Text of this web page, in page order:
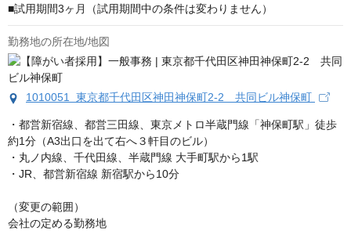
■試用期間3ヶ月（試用期間中の条件は変わりません）
勤務地の所在地/地図
1010051 東京都千代田区神田神保町2-2 共同ビル神保町
・都営新宿線、都営三田線、東京メトロ半蔵門線「神保町駅」徒歩
約1分（A3出口を出て右へ３軒目のビル）
・丸ノ内線、千代田線、半蔵門線 大手町駅から1駅
・JR、都営新宿線 新宿駅から10分
（変更の範囲）
会社の定める勤務地